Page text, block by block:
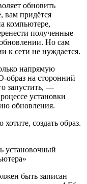
обновить
вам придётся
компьютере,
полученные
Но сам
к сети не нуждается.
напрямую
образ на сторонний
запустить, —
установки
обновления.
создать образ.
установочный
быть записан